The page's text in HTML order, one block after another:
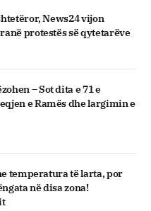
News24 vijon
protestës së qytetarëve
– Sot dita e 71 e
e Ramës dhe largimin e
temperatura të larta, por
në disa zona!